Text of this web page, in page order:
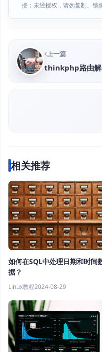
接；未经授权，请勿复制、镜
上一篇
thinkphp路由解
相关推荐
如何在SQL中处理日期和时间
据？
Linux教程2024-08-29